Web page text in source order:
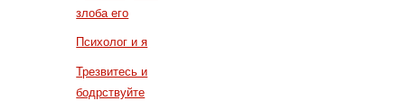
злоба его
Психолог и я
Трезвитесь и
бодрствуйте